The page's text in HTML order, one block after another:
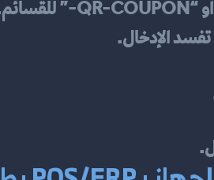
الإدخال.